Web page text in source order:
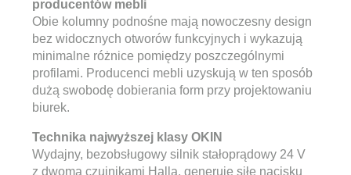
producentów mebli
Obie kolumny podnośne mają nowoczesny design
bez widocznych otworów funkcyjnych i wykazują
minimalne różnice pomiędzy poszczególnymi
profilami. Producenci mebli uzyskują w ten sposób
dużą swobodę dobierania form przy projektowaniu
biurek.
Technika najwyższej klasy OKIN
Wydajny, bezobsługowy silnik stałoprądowy 24 V
z dwoma czujnikami Halla, generuje siłę nacisku